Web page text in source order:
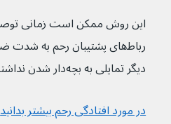
رباط‌های پشتیبان رحم به
دیگر تمایلی به بچه‌دار شدن نداشته باشد.
در مورد افتادگی رحم بیشتر بدانید